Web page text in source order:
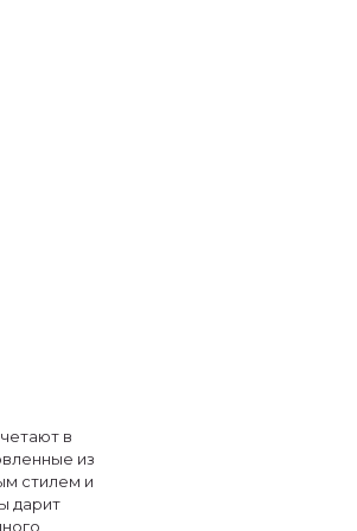
в
из
стилем и
дарит